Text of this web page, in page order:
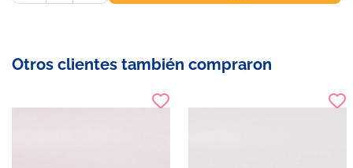
Otros clientes también compraron